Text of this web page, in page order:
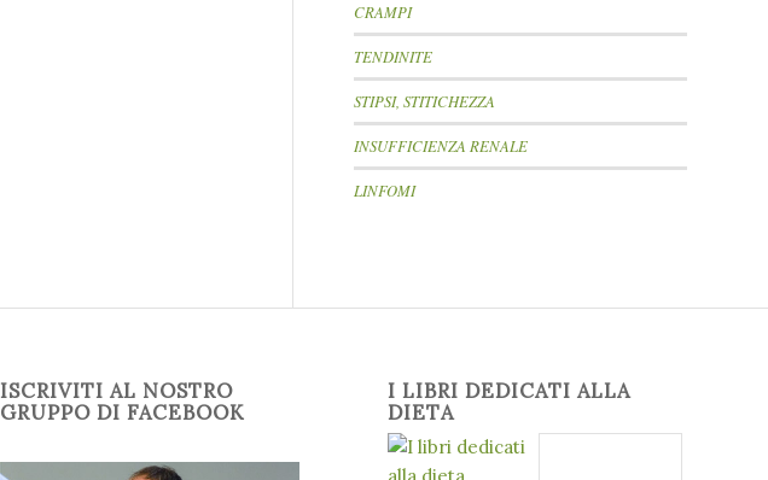
CRAMPI
TENDINITE
STIPSI, STITICHEZZA
INSUFFICIENZA RENALE
LINFOMI
ISCRIVITI AL NOSTRO
GRUPPO DI FACEBOOK
I LIBRI DEDICATI ALLA
DIETA